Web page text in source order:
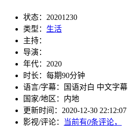
状态： 20201230
类型： 生活
主持：
导演：
年代： 2020
时长： 每期90分钟
语言/字幕：
国语对白 中文字幕
国家/地区： 内地
更新时间： 2020-12-30 22:12:07
影视/评论：
当前有0条评论，